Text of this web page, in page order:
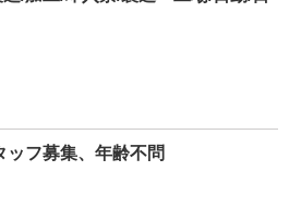
ッフ募集、年齢不問